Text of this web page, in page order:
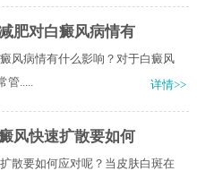
肥对白癜风病情有
风病情有什么影响？对于白癜风
管.....
详情>>
风快速扩散要如何
散要如何应对呢？当皮肤白斑在